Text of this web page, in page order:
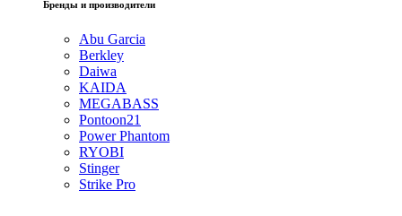
Бренды и производители
Abu Garcia
Berkley
Daiwa
KAIDA
MEGABASS
Pontoon21
Power Phantom
RYOBI
Stinger
Strike Pro